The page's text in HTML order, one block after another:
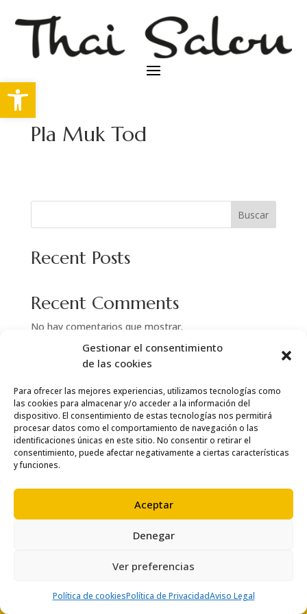
Abrir barra de herramientas
Gestionar el consentimiento
de las cookies
Para ofrecer las mejores experiencias, utilizamos tecnologías como
las cookies para almacenar y/o acceder a la información del
dispositivo. El consentimiento de estas tecnologías nos permitirá
procesar datos como el comportamiento de navegación o las
identificaciones únicas en este sitio. No consentir o retirar el
consentimiento, puede afectar negativamente a ciertas características
y funciones.
Aceptar
Denegar
Ver preferencias
Política de cookiesPolítica de PrivacidadAviso Legal
Pla Muk Tod
Buscar
Recent Posts
Recent Comments
No hay comentarios que mostrar.
© Copyright 2024 Thai Salou